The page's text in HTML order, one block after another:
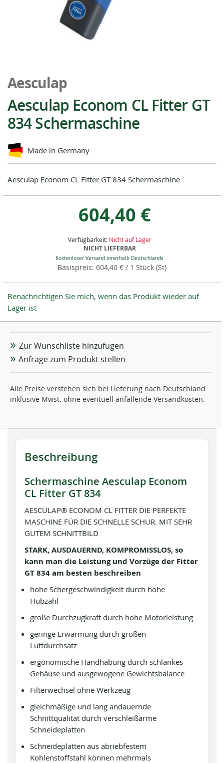
Anfang
der
Bildgalerie
springen
Aesculap
Aesculap Econom CL Fitter GT
834 Schermaschine
Made in Germany
Aesculap Econom CL Fitter GT 834 Schermaschine
604,40 €
604,40 € / 1 Stück (St)
Verfügbarkeit: Nicht auf Lager
NICHT LIEFERBAR
Kostenloser Versand innerhalb Deutschlands
Benachrichtigen Sie mich, wenn das Produkt wieder auf
Lager ist
Zur Wunschliste hinzufügen
Anfrage zum Produkt stellen
Alle Preise verstehen sich bei Lieferung nach Deutschland
inklusive Mwst. ohne eventuell anfallende Versandkosten.
Beschreibung
Schermaschine Aesculap Econom
CL Fitter GT 834
AESCULAP® ECONOM CL FITTER DIE PERFEKTE
MASCHINE FÜR DIE SCHNELLE SCHUR. MIT SEHR
GUTEM SCHNITTBILD
STARK, AUSDAUERND, KOMPROMISSLOS, so
kann man die Leistung und Vorzüge der Fitter
GT 834 am besten beschreiben
hohe Schergeschwindigkeit durch hohe
Hubzahl
große Durchzugkraft durch hohe Motorleistung
geringe Erwärmung durch großen
Luftdurchsatz
ergonomische Handhabung durch schlankes
Gehäuse und ausgewogene Gewichtsbalance
Filterwechsel ohne Werkzeug
gleichmäßige und lang andauernde
Schnittqualität durch verschleißarme
Schneideplatten
Schneideplatten aus abriebfestem
Kohlenstoffstahl können mehrmals